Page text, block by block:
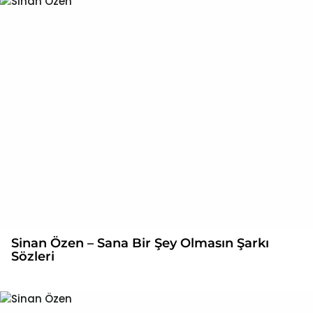
Sinan Özen – Sana Bir Şey Olmasın Şarkı
Sözleri